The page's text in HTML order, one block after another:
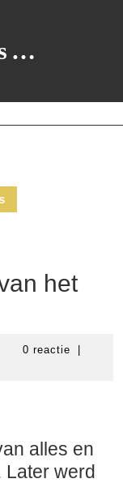
het
0 reactie
alles en
Later werd